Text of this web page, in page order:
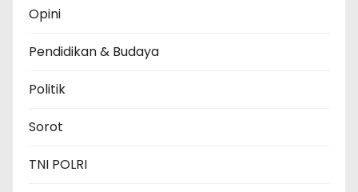
Opini
Pendidikan & Budaya
Politik
Sorot
TNI POLRI